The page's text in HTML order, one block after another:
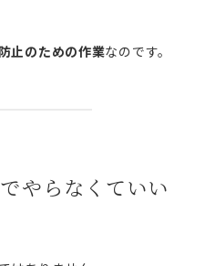
止のための作業なのです。
やらなくていい